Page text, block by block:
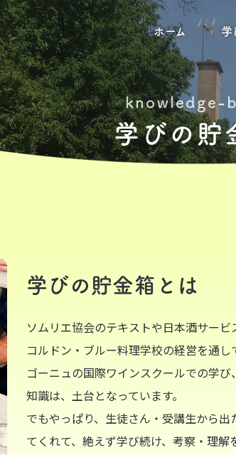
ホーム 学
knowledge-
学びの貯
学びの貯金箱とは
ソムリエ協会のテキストや日本酒サー
コルドン・ブルー料理学校の経営を通
ゴーニュの国際ワインスクールでの学
知識は、土台となっています。
でもやっぱり、生徒さん・受講生から
てくれて、絶えず学び続け、考察・理解